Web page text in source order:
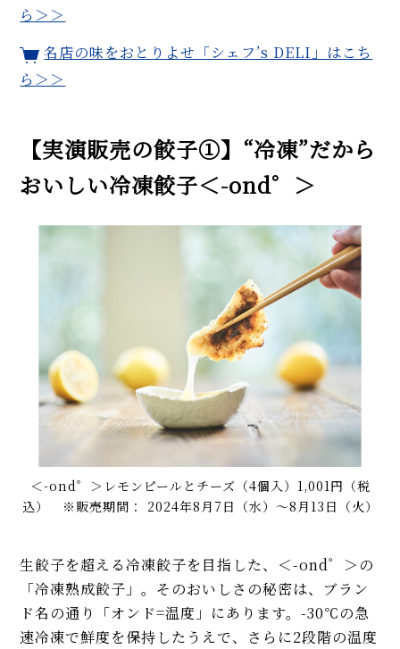
ら＞＞
名店の味をおとりよせ「シェフ’s DELI」はこち
ら＞＞
【実演販売の餃子①】“冷凍”だから
おいしい冷凍餃子＜-ond゜＞
＜-ond゜＞レモンピールとチーズ（4個入）1,001円（税
込） ※販売期間： 2024年8月7日（水）〜8月13日（火）
生餃子を超える冷凍餃子を目指した、＜-ond゜＞の
「冷凍熟成餃子」。そのおいしさの秘密は、ブラン
ド名の通り「オンド=温度」にあります。-30℃の急
速冷凍で鮮度を保持したうえで、さらに2段階の温度